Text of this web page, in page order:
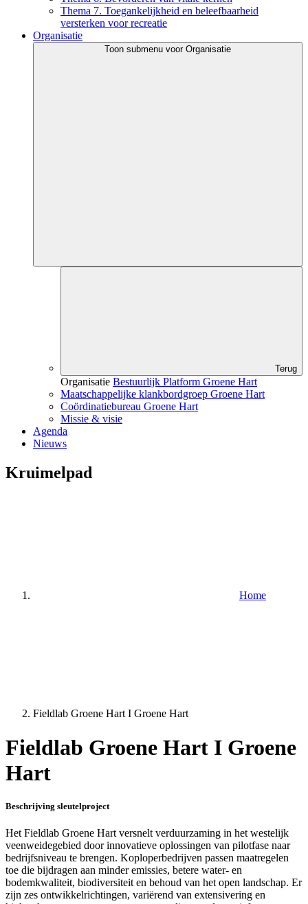
Thema 7. Toegankelijkheid en beleefbaarheid
versterken voor recreatie
Organisatie
Toon submenu voor Organisatie
Terug
Organisatie Bestuurlijk Platform Groene Hart
Maatschappelijke klankbordgroep Groene Hart
Coördinatiebureau Groene Hart
Missie & visie
Agenda
Nieuws
Kruimelpad
Home
Fieldlab Groene Hart I Groene Hart
Fieldlab Groene Hart I Groene
Hart
Beschrijving sleutelproject
Het Fieldlab Groene Hart versnelt verduurzaming in het westelijk
veenweidegebied door innovatieve oplossingen van pilotfase naar
bedrijfsniveau te brengen. Koploperbedrijven passen maatregelen
toe die bijdragen aan minder emissies, betere water- en
bodemkwaliteit, biodiversiteit en behoud van het open landschap. Er
zijn zes ontwikkelrichtingen, variërend van extensivering en